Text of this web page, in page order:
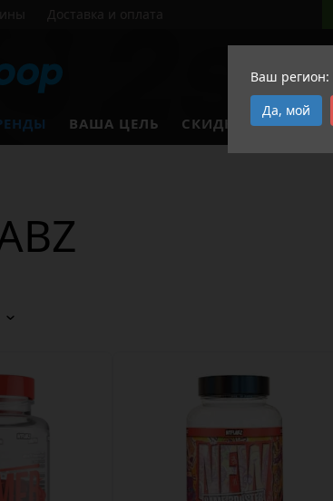
Ваш регион:
Да, мой
Доставка и оплата
ВАША ЦЕЛЬ СКИДКИ АКЦИИ